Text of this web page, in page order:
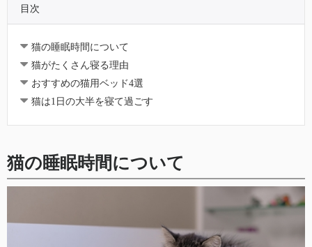
目次
猫の睡眠時間について
猫がたくさん寝る理由
おすすめの猫用ベッド4選
猫は1日の大半を寝て過ごす
猫の睡眠時間について